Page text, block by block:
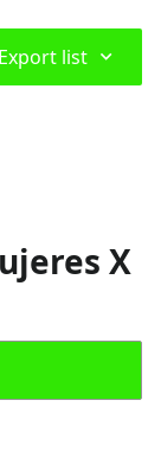
Export list ⌃
X